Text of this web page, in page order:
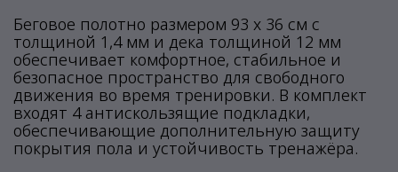
Беговое полотно размером 93 х 36 см с
толщиной 1,4 мм и дека толщиной 12 мм
обеспечивает комфортное, стабильное и
безопасное пространство для свободного
движения во время тренировки. В комплект
входят 4 антискользящие подкладки,
обеспечивающие дополнительную защиту
покрытия пола и устойчивость тренажёра.